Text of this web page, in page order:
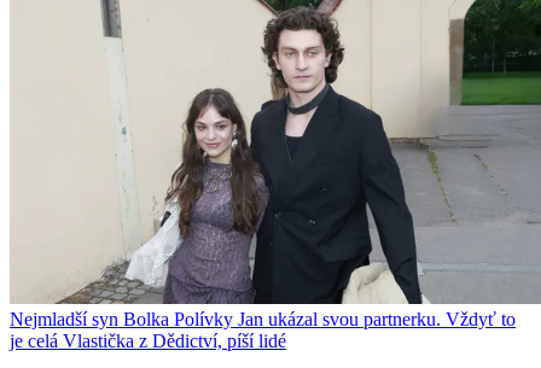
Nejmladší syn Bolka Polívky Jan ukázal svou partnerku. Vždyť to
je celá Vlastička z Dědictví, píší lidé